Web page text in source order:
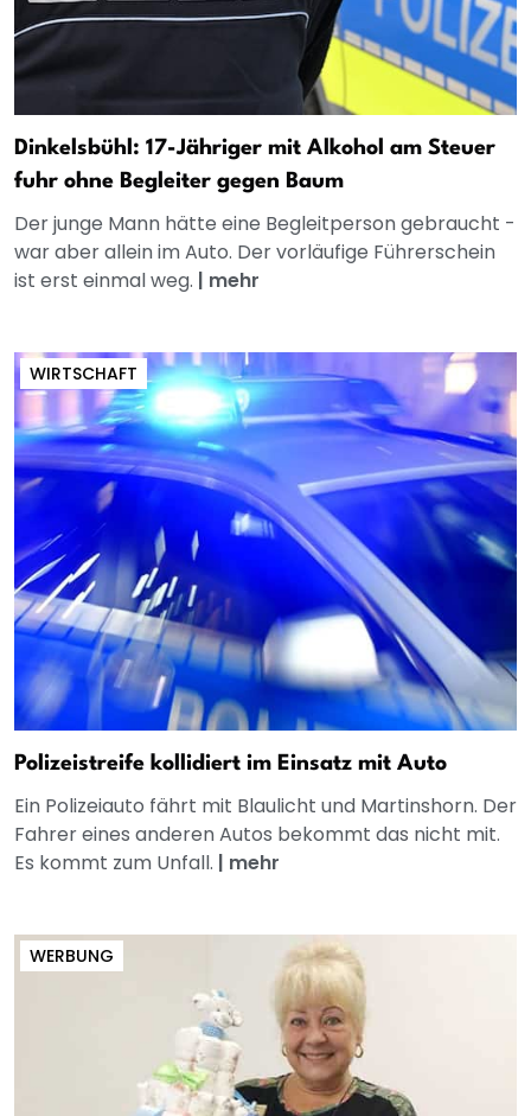
Dinkelsbühl: 17-Jähriger mit Alkohol am Steuer
fuhr ohne Begleiter gegen Baum
Der junge Mann hätte eine Begleitperson gebraucht -
war aber allein im Auto. Der vorläufige Führerschein
ist erst einmal weg. | mehr
WIRTSCHAFT
Polizeistreife kollidiert im Einsatz mit Auto
Ein Polizeiauto fährt mit Blaulicht und Martinshorn. Der
Fahrer eines anderen Autos bekommt das nicht mit.
Es kommt zum Unfall. | mehr
WERBUNG